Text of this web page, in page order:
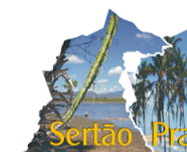
uma felicidade média de
Nordeste é a região mais feliz
7,38. Se fosse considerado
ficaríamos em 9º na
finlandeses. Apesar de ser
do Brasil, o Sudoeste foi con...